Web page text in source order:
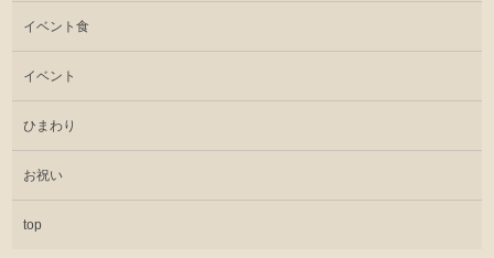
イベント食
イベント
ひまわり
お祝い
top